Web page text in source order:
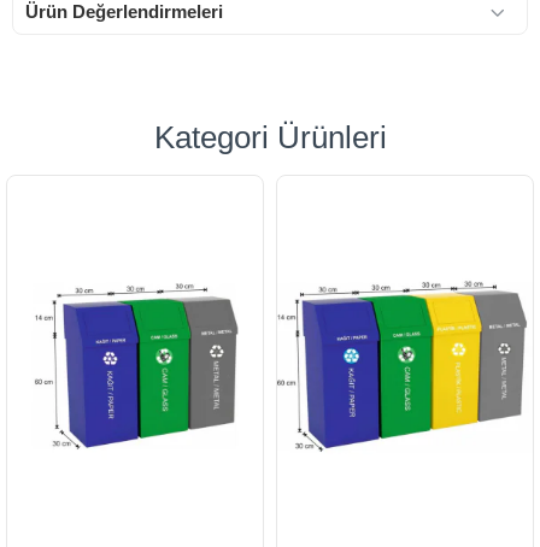
Ürün Değerlendirmeleri
Kategori Ürünleri